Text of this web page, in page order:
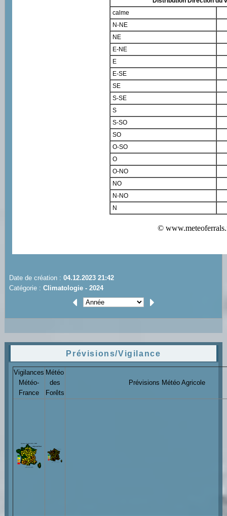
Date de création : 04.12.2023 21:42
Catégorie : Climatologie - 2024
Prévisions/Vigilance
Vigilances
Météo-
France
Météo
des
Forêts
Prévisions Météo Agricole